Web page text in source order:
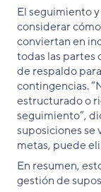
El seguimiento
considerar
conviertan en
todas las partes
de respaldo
contingencias.
estructurado o
seguimiento”,
suposiciones se
metas, puede
En resumen,
gestión de